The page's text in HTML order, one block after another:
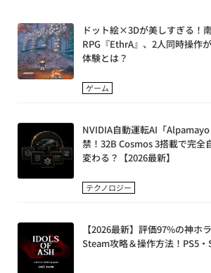
ドット絵×3Dが美しすぎる！
RPG『EthrA』、2人同時操作
体験とは？
ゲーム
NVIDIA自動運転AI「
禁！32B Cosmos 3搭載で完全
変わる？【2026最新】
テクノロジー
【2026最新】評価97%の神ホ
Steam攻略＆操作方法！PS5